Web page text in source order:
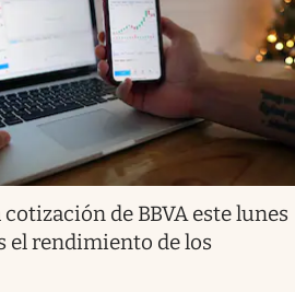
de BBVA este lunes
el rendimiento de los